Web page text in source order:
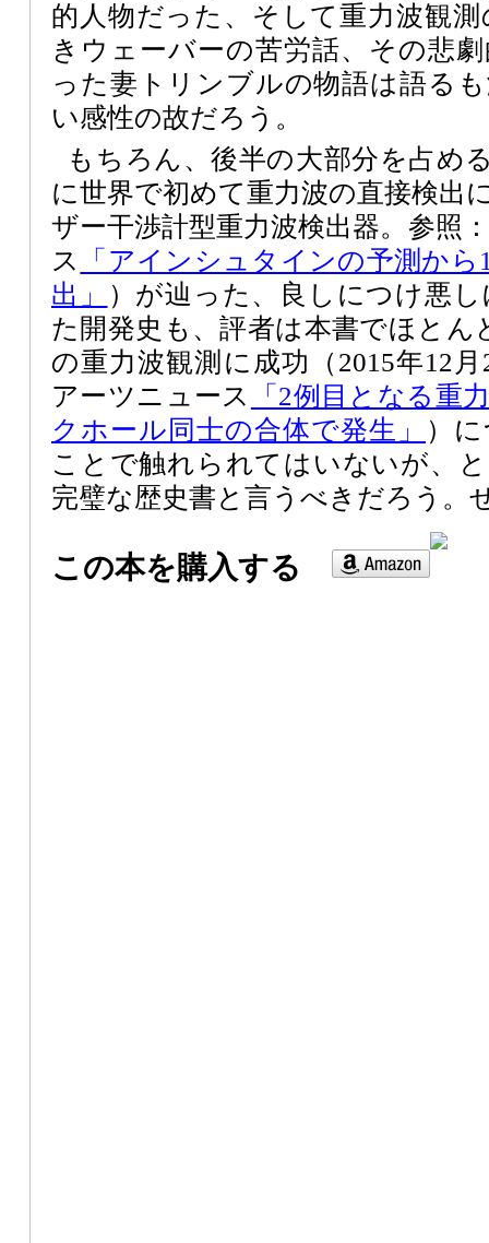
的人物だった、そして重力波観
きウェーバーの苦労話、その悲
った妻トリンブルの物語は語る
い感性の故だろう。
もちろん、後半の大部分を占め
に世界で初めて重力波の直接検出
ザー干渉計型重力波検出器。参照
ス
「アインシュタインの予測か
出」
）が辿った、良しにつけ悪
た開発史も、評者は本書でほとん
の重力波観測に成功（2015年12
アーツニュース
「2例目となる重
クホール同士の合体で発生」
）
ことで触れられてはいないが、
完璧な歴史書と言うべきだろう。
この本を購入する